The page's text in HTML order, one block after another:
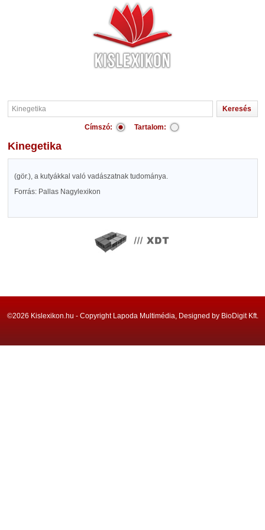
Címszó: Tartalom:
Kinegetika
(gör.), a kutyákkal való vadászatnak tudománya.
Forrás: Pallas Nagylexikon
©2026 Kislexikon.hu - Copyright Lapoda Multimédia, Designed by BioDigit Kft.